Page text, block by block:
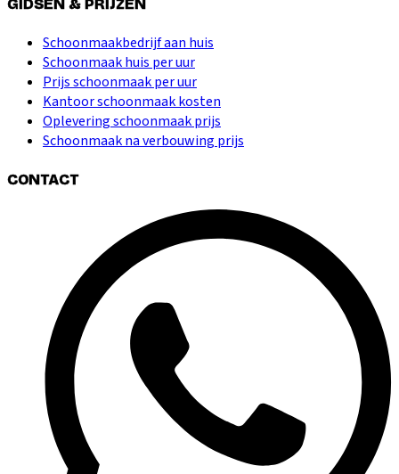
GIDSEN & PRIJZEN
Schoonmaakbedrijf aan huis
Schoonmaak huis per uur
Prijs schoonmaak per uur
Kantoor schoonmaak kosten
Oplevering schoonmaak prijs
Schoonmaak na verbouwing prijs
CONTACT